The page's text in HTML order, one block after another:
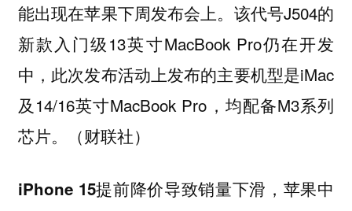
能出现在苹果下周发布会上。该代号J504的
新款入门级13英寸MacBook Pro仍在开发
中，此次发布活动上发布的主要机型是iMac
及14/16英寸MacBook Pro，均配备M3系列
芯片。（财联社）
iPhone 15提前降价导致销量下滑，苹果中